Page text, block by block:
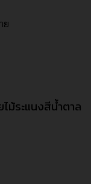
ย
ม้ระแนงสีน้ำตาล